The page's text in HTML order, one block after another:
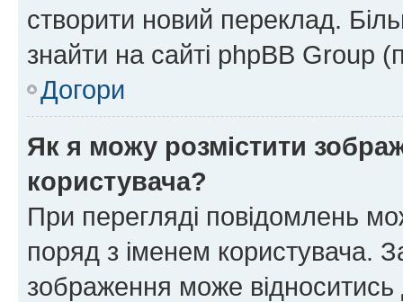
створити новий переклад.
знайти на сайті phpBB Group
Догори
Як я можу розмістити
користувача?
При перегляді повідомлень
поряд з іменем користувача.
зображення може відноситись